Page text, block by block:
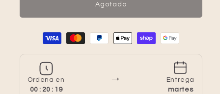
Agotado
Formas de pago
Ordena en
00 : 20 : 18
→
Entrega
martes